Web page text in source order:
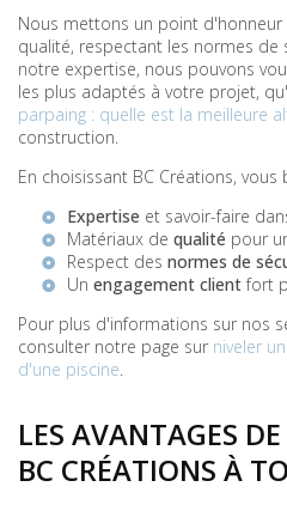
Nous mettons un point d'honneur
qualité, respectant les normes de
notre expertise, nous pouvons
les plus adaptés à votre projet,
parpaing : quelle est la meilleure
construction.
En choisissant BC Créations, vous
Expertise et savoir-faire
Matériaux de qualité pour
Respect des normes de
Un engagement clientfort
Pour plus d'informations sur nos
consulter notre page sur niveler
d'une piscine.
LES AVANTAGES
BC CRÉATIONS À